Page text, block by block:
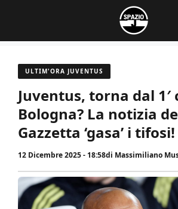
contenuto
ULTIM'ORA JUVENTUS
Juventus, torna dal 1′
Bologna? La notizia
Gazzetta ‘gasa’ i tifosi!
12 Dicembre 2025 - 18:58di Massimiliano